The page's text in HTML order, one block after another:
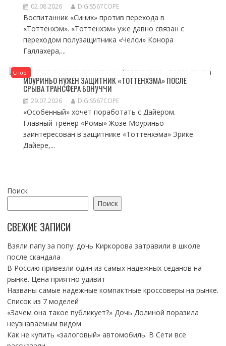
02.08.2026 DIGIS567COPE
Воспитанник «Синих» против перехода в
«Тоттенхэм». «Тоттенхэм» уже давно связан с
переходом полузащитника «Челси» Конора
Галлахера,...
Спорт
МОУРИНЬО НУЖЕН ЗАЩИТНИК «ТОТТЕНХЭМА» ПОСЛЕ
СРЫВА ТРАНСФЕРА БОНУЧЧИ
29.07.2026 DIGIS567COPE
«Особенный» хочет поработать с Дайером.
Главный тренер «Ромы» Жозе Моуриньо
заинтересован в защитнике «Тоттенхэма» Эрике
Дайере,...
Поиск
Поиск
СВЕЖИЕ ЗАПИСИ
Взяли папу за попу: дочь Киркорова затравили в школе
после скандала
В Россию привезли один из самых надежных седанов на
рынке. Цена приятно удивит
Названы самые надежные компактные кроссоверы на рынке.
Список из 7 моделей
«Зачем она такое публикует?» Дочь Долиной поразила
неузнаваемым видом
Как не купить «залоговый» автомобиль. В Сети все